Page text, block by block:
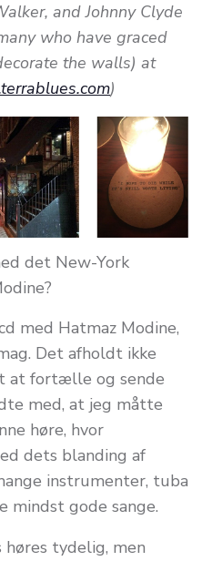
and Johnny Clyde
who have graced
the walls) at
)
det New-York
med Hatmaz Modine,
Det afholdt ikke
at fortælle og sende
med, at jeg måtte
høre, hvor
dets blanding af
instrumenter, tuba
mindst gode sange.
tydelig, men